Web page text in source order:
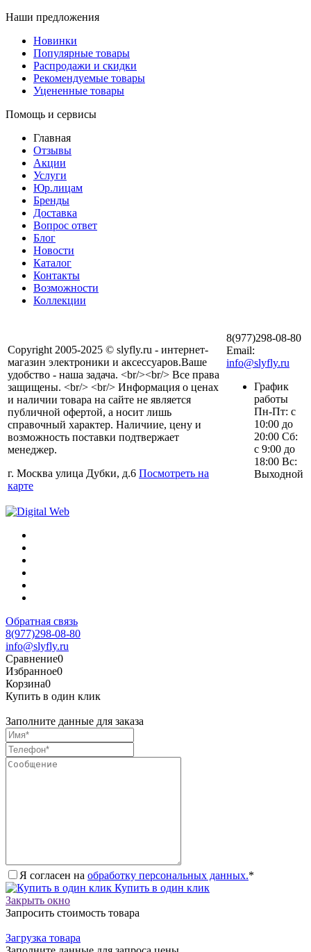
Наши предложения
Новинки
Популярные товары
Распродажи и скидки
Рекомендуемые товары
Уцененные товары
Помощь и сервисы
Главная
Отзывы
Акции
Услуги
Юр.лицам
Бренды
Доставка
Вопрос ответ
Блог
Новости
Каталог
Контакты
Возможности
Коллекции
Copyright 2005-2025 © slyfly.ru - интернет-
магазин электроники и аксессуаров.Ваше
удобство - наша задача. <br/><br/> Все права
защищены. <br/> <br/> Информация о ценах
и наличии товара на сайте не является
публичной офертой, а носит лишь
справочный характер. Наличиие, цену и
возможность поставки подтвержает
менеджер.
г. Москва улица Дубки, д.6 Посмотреть на
карте
8(977)298-08-80
Email:
info@slyfly.ru
График
работы
Пн-Пт: с
10:00 до
20:00 Сб:
с 9:00 до
18:00 Вс:
Выходной
Обратная связь
8(977)298-08-80
info@slyfly.ru
Сравнение0
Избранное0
Корзина0
Купить в один клик
Заполните данные для заказа
Я согласен на обработку персональных данных.*
Купить в один клик
Закрыть окно
Запросить стоимость товара
Загрузка товара